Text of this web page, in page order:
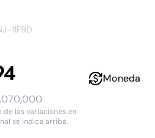
11F9D
de las variaciones en
se indica arriba.
Moneda